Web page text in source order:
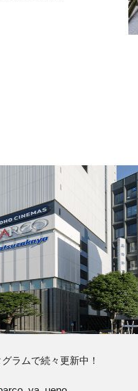
ラムで続々更新中！